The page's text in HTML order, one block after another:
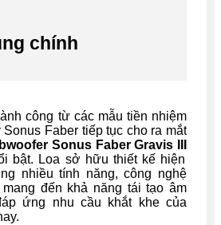
chính
công từ các mẫu tiền nhiệm
Faber tiếp tục cho ra mắt
Sonus Faber Gravis III
bật. Loa sở hữu thiết kế hiện
nhiều tính năng, công nghệ
đến khả năng tái tạo âm
ứng nhu cầu khắt khe của